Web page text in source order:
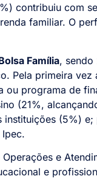
contribuiu com
familiar. O
Família, sendo
Pela primeira
ou programa de
(21%,
(5%) e;
e
e